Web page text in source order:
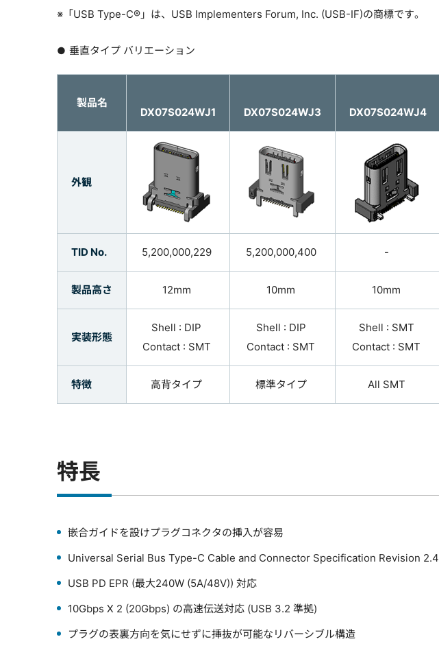
※「USB Type-C®」は、USB Implementers Forum, Inc. (USB-IF)の商標です。
垂直タイプ バリエーション
製品名
DX07S024WJ1 DX07S024WJ3 DX07S024WJ4
外観
TID No. 5,200,000,229 5,200,000,400 -
製品高さ 12mm 10mm 10mm
実装形態
Shell : DIP
Contact : SMT
Shell : DIP
Contact : SMT
Shell : SMT
Contact : SMT
特徴 高背タイプ 標準タイプ All SMT
特長
嵌合ガイドを設けプラグコネクタの挿入が容易
Universal Serial Bus Type-C Cable and Connector Specification Revision
USB PD EPR (最大240W (5A/48V)) 対応
10Gbps X 2 (20Gbps) の高速伝送対応 (USB 3.2 準拠)
プラグの表裏方向を気にせずに挿抜が可能なリバーシブル構造